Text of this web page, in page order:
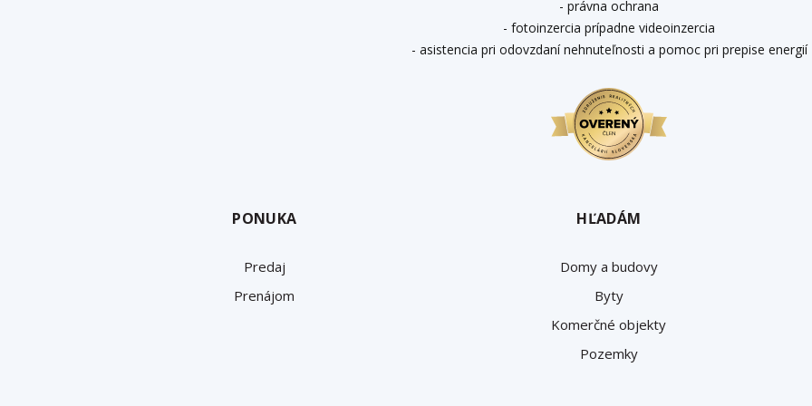
- právna ochrana
- fotoinzercia prípadne videoinzercia
- asistencia pri odovzdaní nehnuteľnosti a pomoc pri prepise energií
PONUKA
Predaj
Prenájom
HĽADÁM
Domy a budovy
Byty
Komerčné objekty
Pozemky